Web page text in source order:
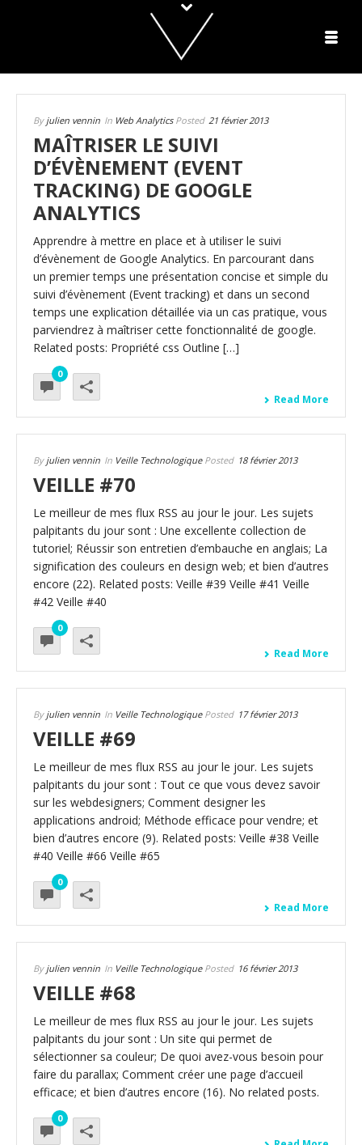
By julien vennin In Web AnalyticsPosted 21 février 2013
MAÎTRISER LE SUIVI
D’ÉVÈNEMENT (EVENT
TRACKING) DE GOOGLE
ANALYTICS
Apprendre à mettre en place et à utiliser le suivi
d’évènement de Google Analytics. En parcourant dans
un premier temps une présentation concise et simple du
suivi d’évènement (Event tracking) et dans un second
temps une explication détaillée via un cas pratique, vous
parviendrez à maîtriser cette fonctionnalité de google.
Related posts: Propriété css Outline […]
0
Read More
By julien vennin In Veille TechnologiquePosted 18 février 2013
VEILLE #70
Le meilleur de mes flux RSS au jour le jour. Les sujets
palpitants du jour sont : Une excellente collection de
tutoriel; Réussir son entretien d’embauche en anglais; La
signification des couleurs en design web; et bien d’autres
encore (22). Related posts: Veille #39 Veille #41 Veille
#42 Veille #40
0
Read More
By julien vennin In Veille TechnologiquePosted 17 février 2013
VEILLE #69
Le meilleur de mes flux RSS au jour le jour. Les sujets
palpitants du jour sont : Tout ce que vous devez savoir
sur les webdesigners; Comment designer les
applications android; Méthode efficace pour vendre; et
bien d’autres encore (9). Related posts: Veille #38 Veille
#40 Veille #66 Veille #65
0
Read More
By julien vennin In Veille TechnologiquePosted 16 février 2013
VEILLE #68
Le meilleur de mes flux RSS au jour le jour. Les sujets
palpitants du jour sont : Un site qui permet de
sélectionner sa couleur; De quoi avez-vous besoin pour
faire du parallax; Comment créer une page d’accueil
efficace; et bien d’autres encore (16). No related posts.
0